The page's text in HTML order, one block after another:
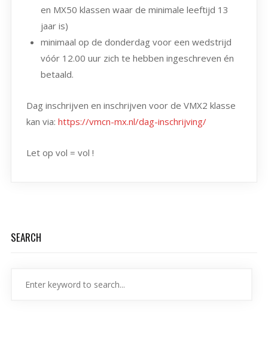
en MX50 klassen waar de minimale leeftijd 13
jaar is)
minimaal op de donderdag voor een wedstrijd
vóór 12.00 uur zich te hebben ingeschreven én
betaald.
Dag inschrijven en inschrijven voor de VMX2 klasse
kan via: https://vmcn-mx.nl/dag-inschrijving/
Let op vol = vol !
SEARCH